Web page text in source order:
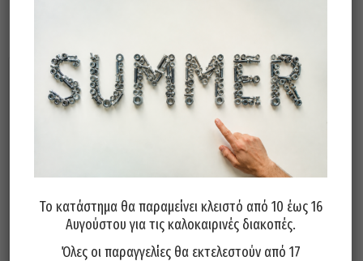
Ντουκόχαρτο Νερού Τσεχίας
P1200
Ντουκόχαρτο Νερού Τσεχίας
P180
Το κατάστημα θα παραμείνει κλειστό από 10 έως 16
Αυγούστου για τις καλοκαιρινές διακοπές.
Όλες οι παραγγελίες θα εκτελεστούν από 17